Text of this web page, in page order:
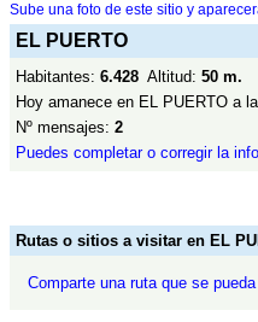
Sube una foto de este sitio y
EL PUERTO
Habitantes: 6.428 Altitud: 50 m.
Hoy amanece en EL PUERTO a
Nº mensajes: 2
Puedes completar o corregir la
Rutas o sitios a visitar en EL
Comparte una ruta que se